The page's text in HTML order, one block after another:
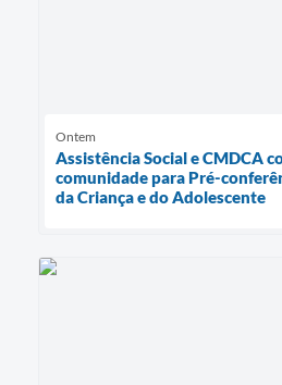
Ontem
Assistência Social e CMDCA
comunidade para Pré-
da Criança e do Adolescente